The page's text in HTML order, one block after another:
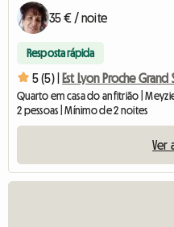
35 € / noite
Resposta rápida
5 (5) | Est Lyon Proche Grand
Quarto em casa do anfitrião |
2 pessoas | Mínimo de 2 noites
Ver